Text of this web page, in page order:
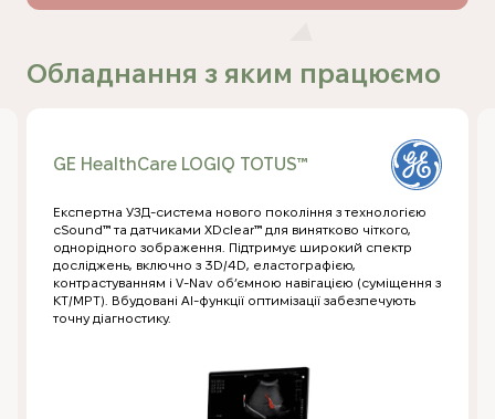
Обладнання з яким працюємо
GE HealthCare LOGIQ TOTUS™
Експертна УЗД-система нового покоління з технологією
cSound™ та датчиками XDclear™ для винятково чіткого,
однорідного зображення. Підтримує широкий спектр
досліджень, включно з 3D/4D, еластографією,
контрастуванням і V-Nav об’ємною навігацією (суміщення з
КТ/МРТ). Вбудовані AI-функції оптимізації забезпечують
точну діагностику.